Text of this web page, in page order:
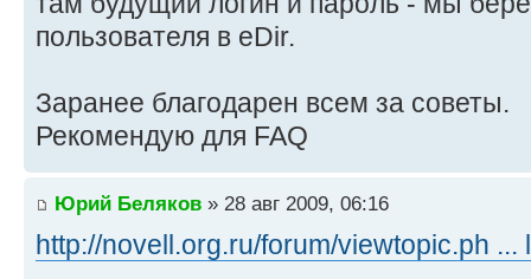
пользователя в eDir.
Заранее благодарен всем за советы.
Рекомендую для FAQ
Юрий Беляков » 28 авг 2009, 06:16
http://novell.org.ru/forum/viewtopic.ph ...